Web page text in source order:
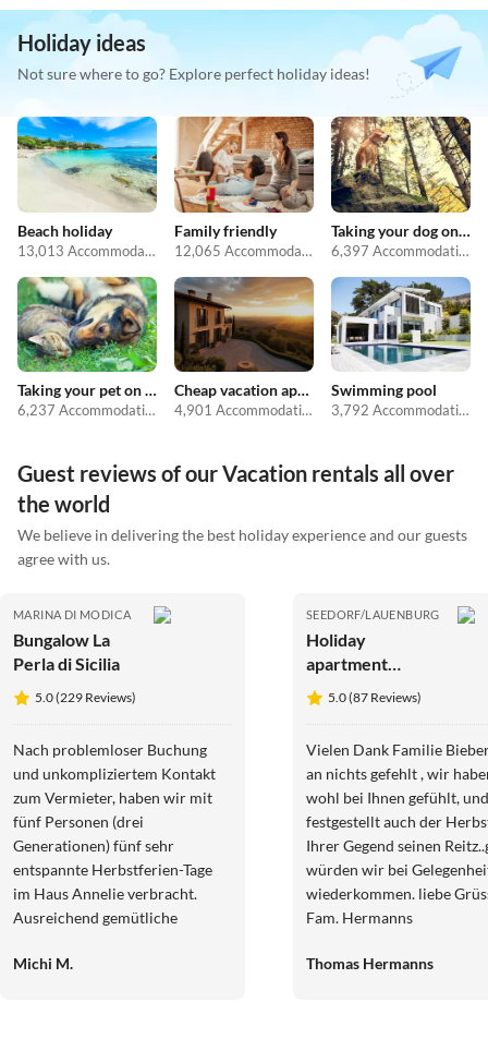
Holiday ideas
Not sure where to go? Explore perfect holiday ideas!
Beach holiday
13,013 Accommodations
Family friendly
12,065 Accommodations
Taking your dog on holiday
6,397 Accommodations
Taking your pet on holiday
6,237 Accommodations
Cheap vacation apartments
4,901 Accommodations
Swimming pool
3,792 Accommodations
Guest reviews of our Vacation rentals all over
the world
We believe in delivering the best holiday experience and our guests
agree with us.
MARINA DI MODICA
Bungalow La
Perla di Sicilia
5.0 (229 Reviews)
Nach problemloser Buchung
und unkompliziertem Kontakt
zum Vermieter, haben wir mit
fünf Personen (drei
Generationen) fünf sehr
entspannte Herbstferien-Tage
im Haus Annelie verbracht.
Ausreichend gemütliche
ein bequemes Bett. Im
Michi M.
SEEDORF/LAUENBURG
Holiday
apartment
Biebernest
5.0 (87 Reviews)
Vielen Dank Familie
an nichts gefehlt , wir
wohl bei Ihnen gefühlt, und
festgestellt auch der
Ihrer Gegend seinen
würden wir bei
wiederkommen. liebe
Fam. Hermanns
Thomas Hermanns